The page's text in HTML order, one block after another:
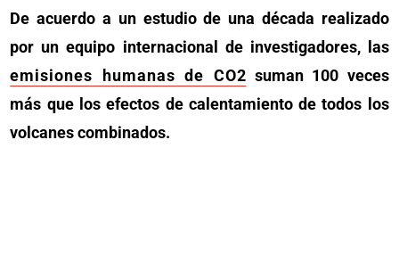
De acuerdo a un estudio de una década realizado
por un equipo internacional de investigadores, las
emisiones humanas de CO2 suman 100 veces
más que los efectos de calentamiento de todos los
volcanes combinados.